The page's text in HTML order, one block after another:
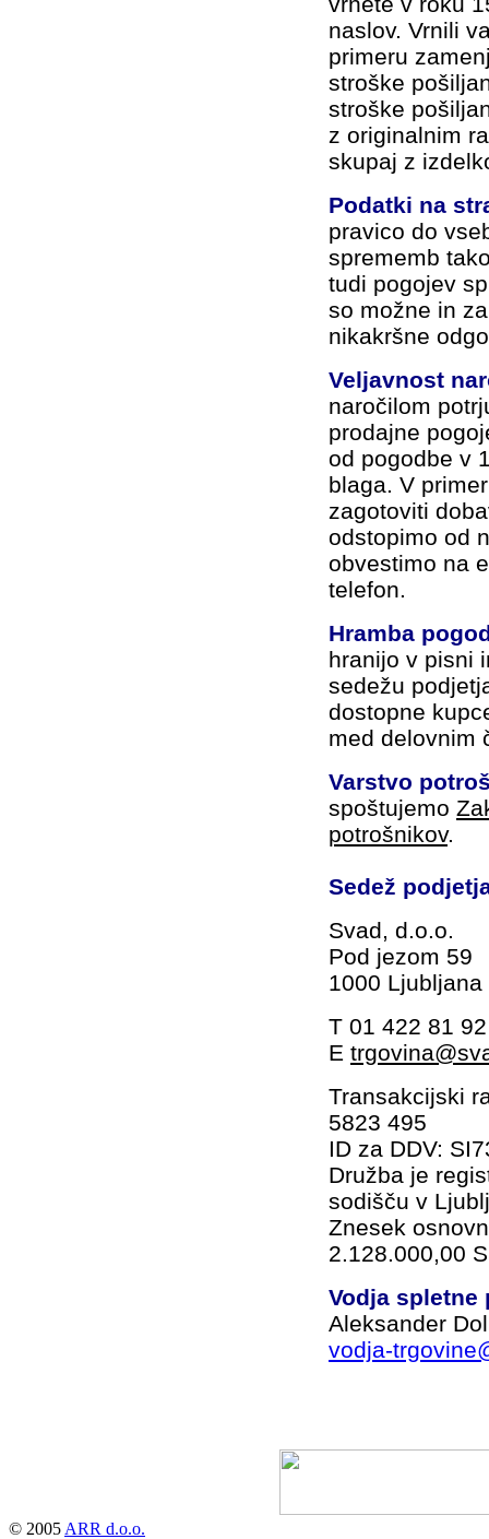
naslov. Vrnili
primeru
stroške
stroške
z originalnim
skupaj z
Podatki na
pravico do
sprememb
tudi pogojev
so možne in
nikakršne
Veljavnost
naročilom
prodajne
od pogodbe v
blaga. V
zagotoviti
odstopimo od
obvestimo na
telefon.
Hramba
hranijo v pisni
sedežu
dostopne
med delovnim
Varstvo
spoštujemo
potrošnikov.
Sedež
Svad, d.o.o.
Pod jezom 59
1000 Ljubljana
T 01 422 81 92
E
Transakcijski
5823 495
ID za DDV:
Družba je
sodišču v
Znesek
2.128.000,00
Vodja
Aleksander
vodja-
© 2005 ARR d.o.o.